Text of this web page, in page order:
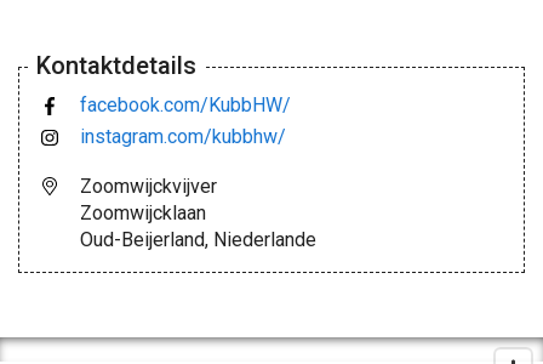
Kontaktdetails
facebook.com/KubbHW/
instagram.com/kubbhw/
Zoomwijckvijver
Zoomwijcklaan
Oud-Beijerland, Niederlande